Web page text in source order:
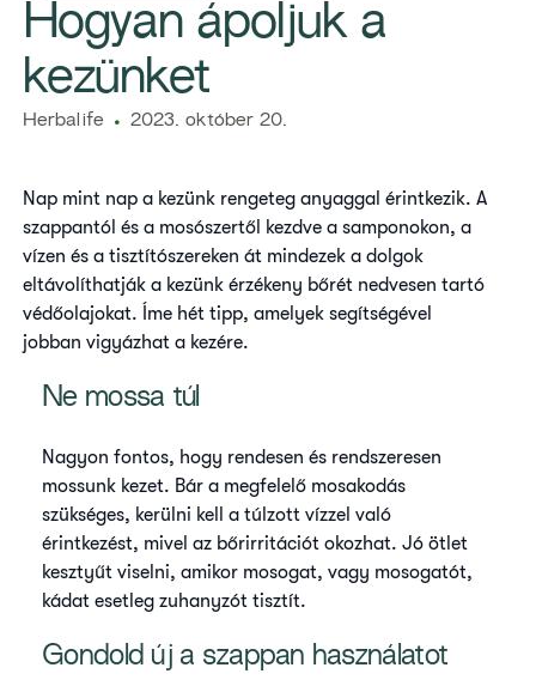
​Hogyan ápoljuk a
kezünket
Herbalife 2023. október 20.
Nap mint nap a kezünk rengeteg anyaggal érintkezik. A
szappantól és a mosószertől kezdve a samponokon, a
vízen és a tisztítószereken át mindezek a dolgok
eltávolíthatják a kezünk érzékeny bőrét nedvesen tartó
védőolajokat. Íme hét tipp, amelyek segítségével
jobban vigyázhat a kezére.
Ne mossa túl
Nagyon fontos, hogy rendesen és rendszeresen
mossunk kezet. Bár a megfelelő mosakodás
szükséges, kerülni kell a túlzott vízzel való
érintkezést, mivel az bőrirritációt okozhat. Jó ötlet
kesztyűt viselni, amikor mosogat, vagy mosogatót,
kádat esetleg zuhanyzót tisztít.
Gondold új a szappan használatot